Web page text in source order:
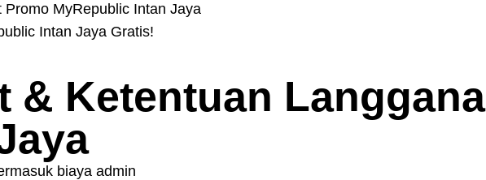
Promo MyRepublic Intan Jaya
Intan Jaya Gratis!
& Ketentuan
biaya admin